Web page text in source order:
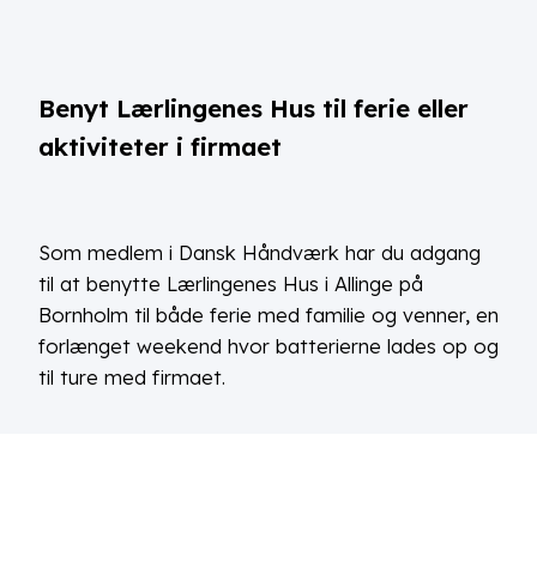
Benyt Lærlingenes Hus til ferie eller
aktiviteter i firmaet
Som medlem i Dansk Håndværk har du adgang
til at benytte Lærlingenes Hus i Allinge på
Bornholm til både ferie med familie og venner, en
forlænget weekend hvor batterierne lades op og
til ture med firmaet.